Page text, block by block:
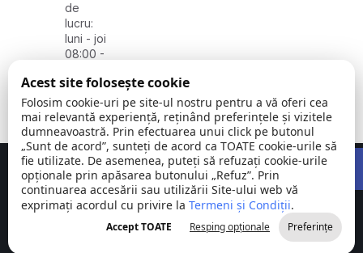
de
lucru:
luni - joi
08:00 -
vineri
08:00 -
14:00
Comuna
Stejaru |
județul Tulcea
©
2026
Toate
drepturile
rezervate
Concept realizat deBig Media Relații Publice SRL
Acest site folosește cookie
Folosim cookie-uri pe site-ul nostru pentru a vă oferi cea
mai relevantă experiență, reținând preferințele și vizitele
dumneavoastră. Prin efectuarea unui click pe butonul
„Sunt de acord”, sunteți de acord ca TOATE cookie-urile să
fie utilizate. De asemenea, puteți să refuzați cookie-urile
opționale prin apăsarea butonului „Refuz”. Prin
continuarea accesării sau utilizării Site-ului web vă
exprimați acordul cu privire la Termeni și Condiții.
Accept TOATE Resping opționale Preferințe